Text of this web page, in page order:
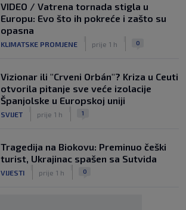
VIDEO / Vatrena tornada stigla u
Europu: Evo što ih pokreće i zašto su
opasna
KLIMATSKE PROMJENE prije 1 h 0
Vizionar ili "Crveni Orbán"? Kriza u Ceuti
otvorila pitanje sve veće izolacije
Španjolske u Europskoj uniji
SVIJET prije 1 h 1
Tragedija na Biokovu: Preminuo češki
turist, Ukrajinac spašen sa Sutvida
VIJESTI prije 1 h 0